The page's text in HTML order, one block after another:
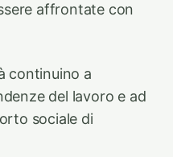
affrontate con
continuino a
del lavoro e ad
sociale di